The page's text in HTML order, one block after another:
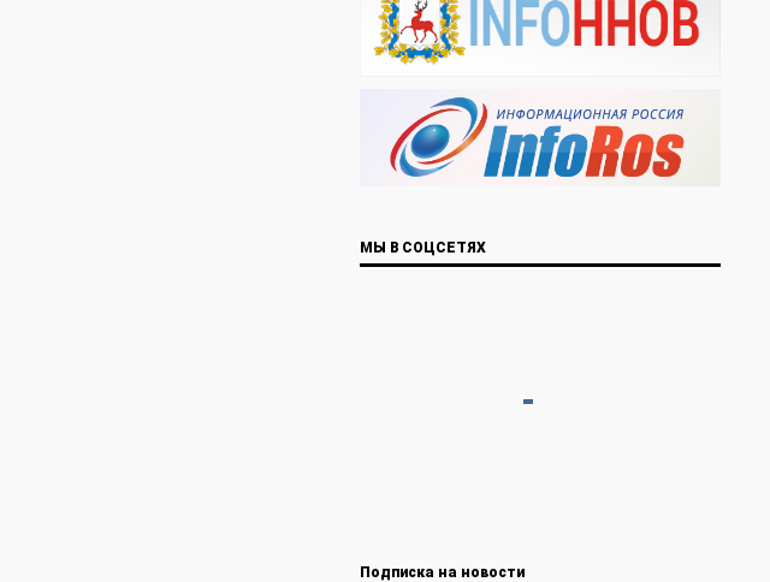
МЫ В СОЦСЕТЯХ
Подписка на новости